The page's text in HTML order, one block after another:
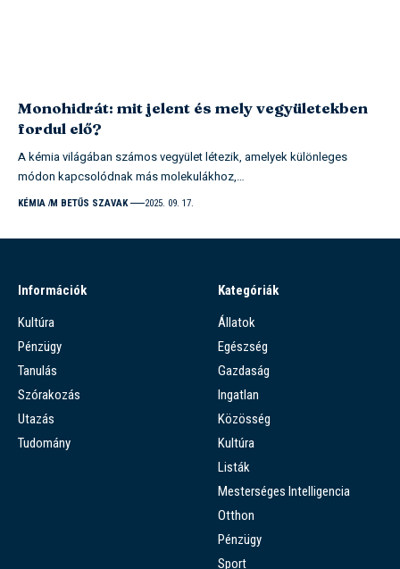
Monohidrát: mit jelent és mely vegyületekben
fordul elő?
A kémia világában számos vegyület létezik, amelyek különleges
módon kapcsolódnak más molekulákhoz,…
KÉMIA M BETŰS SZAVAK 2025. 09. 17.
Információk
Kultúra
Pénzügy
Tanulás
Szórakozás
Utazás
Tudomány
Kategóriák
Állatok
Egészség
Gazdaság
Ingatlan
Közösség
Kultúra
Listák
Mesterséges Intelligencia
Otthon
Pénzügy
Sport